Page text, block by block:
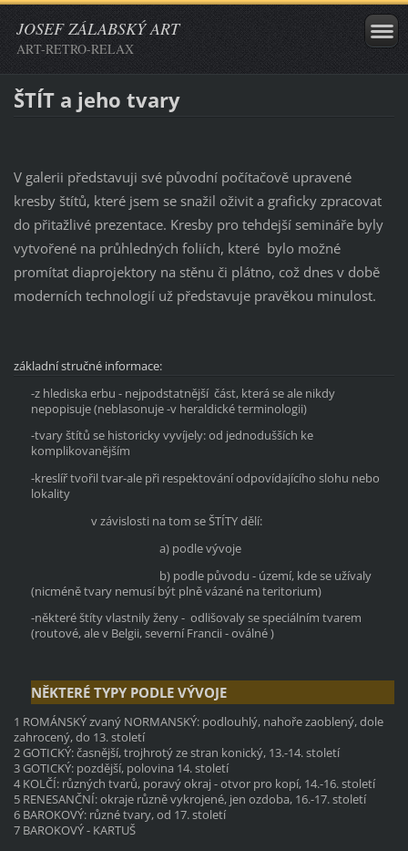
JOSEF ZÁLABSKÝ ART
ART-RETRO-RELAX
ŠTÍT a jeho tvary
V galerii představuji své původní počítačově upravené
kresby štítů, které jsem se snažil oživit a graficky zpracovat
do přitažlivé prezentace. Kresby pro tehdejší semináře byly
vytvořené na průhledných foliích, které bylo možné
promítat diaprojektory na stěnu či plátno, což dnes v době
moderních technologií už představuje pravěkou minulost.
základní stručné informace:
-z hlediska erbu - nejpodstatnější část, která se ale nikdy
nepopisuje (neblasonuje -v heraldické terminologii)
-tvary štítů se historicky vyvíjely: od jednodušších ke
komplikovanějším
-kreslíř tvořil tvar-ale při respektování odpovídajícího slohu nebo
lokality
v závislosti na tom se ŠTÍTY dělí:
a) podle vývoje
b) podle původu - území, kde se užívaly
(nicméně tvary nemusí být plně vázané na teritorium)
-některé štíty vlastnily ženy - odlišovaly se speciálním tvarem
(routové, alev Belgii, severní Francii -oválné )
NĚKTERÉ TYPY PODLE VÝVOJE
1 ROMÁNSKÝ zvaný NORMANSKÝ: podlouhlý, nahoře zaoblený, dole
zahrocený, do 13. století
2 GOTICKÝ: časnější, trojhrotý ze stran konický, 13.-14. století
3 GOTICKÝ: pozdější, polovina 14. století
4 KOLČÍ: různých tvarů, poravý okraj - otvor pro kopí, 14.-16. století
5 RENESANČNÍ: okraje různě vykrojené, jen ozdoba, 16.-17. století
6 BAROKOVÝ: různé tvary, od 17. století
7 BAROKOVÝ - KARTUŠ